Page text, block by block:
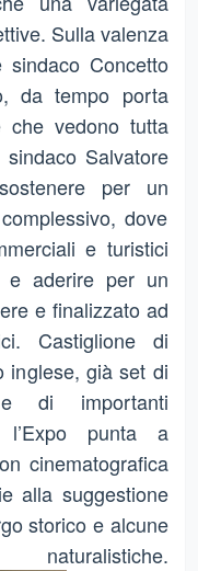
Sulla valenza
Concetto
da tempo porta
vedono tutta
sindaco Salvatore
per un
dove
e turistici
e aderire per un
e finalizzato ad
Castiglione di
inglese, già set di
e di importanti
l’Expo punta a
cinematografica
alla suggestione
storico e alcune